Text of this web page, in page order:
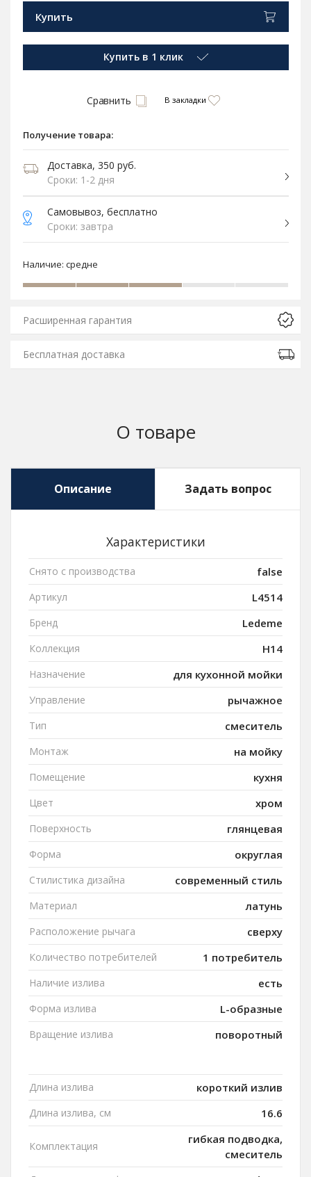
Купить
Купить в 1 клик
Сравнить В закладки
Получение товара:
Доставка, 350 руб.
Сроки: 1-2 дня
Самовывоз, бесплатно
Сроки: завтра
Наличие: средне
Расширенная гарантия
Бесплатная доставка
О товаре
Описание Задать вопрос
Характеристики
Снято с производства false
Артикул L4514
Бренд Ledeme
Коллекция H14
Назначение для кухонной мойки
Управление рычажное
Тип смеситель
Монтаж на мойку
Помещение кухня
Цвет хром
Поверхность глянцевая
Форма округлая
Стилистика дизайна современный стиль
Материал латунь
Расположение рычага сверху
Количество потребителей 1 потребитель
Наличие излива есть
Форма излива L-образные
Вращение излива поворотный
Длина излива короткий излив
Длина излива, см 16.6
Комплектация
гибкая подводка,
смеситель